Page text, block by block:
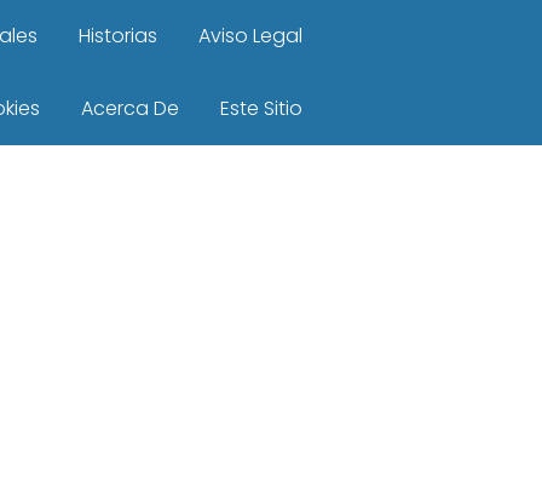
Historias Aviso Legal
Acerca De Este Sitio